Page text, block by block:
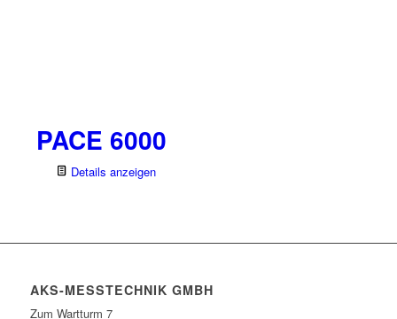
PACE 6000
Details anzeigen
AKS-MESSTECHNIK GMBH
Zum Wartturm 7